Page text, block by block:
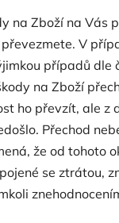
na Zboží na Vás
V
případů dle
na Zboží
ho převzít, ale z
Přechod
že od tohoto
se ztrátou,